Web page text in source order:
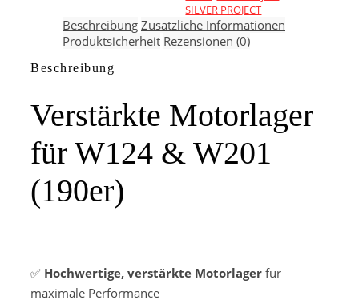
SILVER PROJECT
Beschreibung Zusätzliche Informationen
Produktsicherheit Rezensionen (0)
Beschreibung
Verstärkte Motorlager
für W124 & W201
(190er)
✅ Hochwertige, verstärkte Motorlager für
maximale Performance